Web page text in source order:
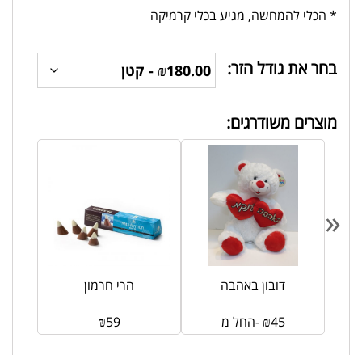
* הכלי להמחשה, מגיע בכלי קרמיקה
בחר את גודל הזר:
מוצרים משודרגים:
הרי חרמון
₪59
דובון באהבה
החל מ- ₪45
«